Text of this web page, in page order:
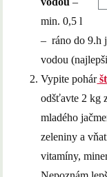
min. 0,5 l
– ráno do 9.h
vodou
Vypite pohár
odšťavte 2 kg
mladého
zeleniny a
vitamíny,